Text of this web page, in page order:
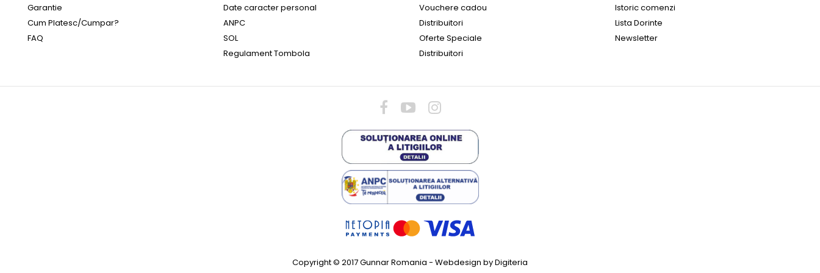
Ochelari Protectie Calculator Gunnar INTERCEPT
299,00 LEI
Garantie
Cum Platesc/Cumpar?
FAQ
Date caracter personal
ANPC
SOL
Regulament Tombola
Vouchere cadou
Distribuitori
Oferte Speciale
Distribuitori
Istoric comenzi
Lista Dorinte
Newsletter
Copyright © 2017 Gunnar Romania - Webdesign by Digiteria